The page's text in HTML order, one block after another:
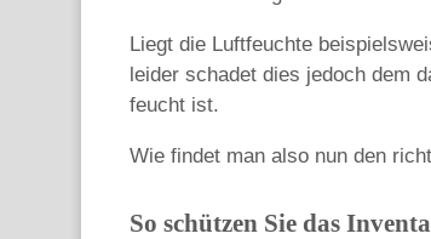
Liegt die Luftfeuchte
leider schadet dies jedoch dem
feucht ist.
Wie findet man also nun den
So schützen Sie das